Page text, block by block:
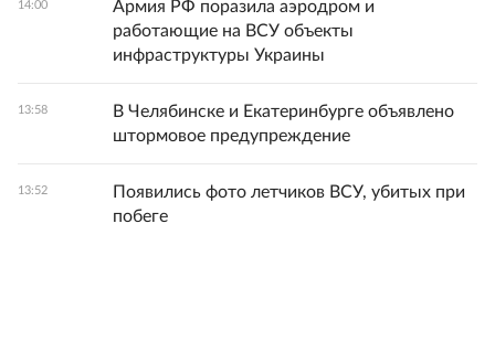
14:00
Армия РФ поразила аэродром и
работающие на ВСУ объекты
инфраструктуры Украины
13:58
В Челябинске и Екатеринбурге объявлено
штормовое предупреждение
13:52
Появились фото летчиков ВСУ, убитых при
побеге